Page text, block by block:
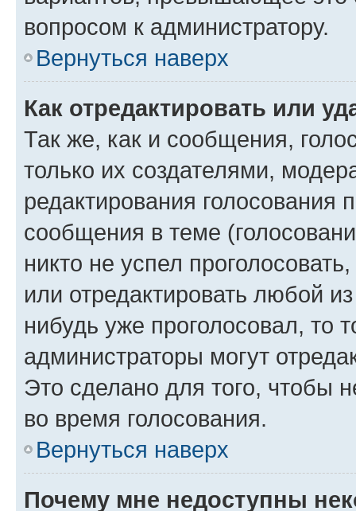
вопросом к администратору.
Вернуться наверх
Как отредактировать или
Так же, как и сообщения,
только их создателями,
редактирования голосования
сообщения в теме
никто не успел
или отредактировать любой
нибудь уже проголосовал, то
администраторы могут
Это сделано для того, чтобы
во время голосования.
Вернуться наверх
Почему мне недоступны